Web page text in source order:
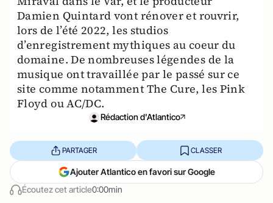
Damien Quintard vont rénover et rouvrir,
lors de l’été 2022, les studios
d’enregistrement mythiques au coeur du
domaine. De nombreuses légendes de la
musique ont travaillée par le passé sur ce
site comme notamment The Cure, les Pink
Floyd ou AC/DC.
Rédaction d'Atlantico
Écoutez cet article0:00min
PARTAGER CLASSER
Ajouter Atlantico en favori sur Google